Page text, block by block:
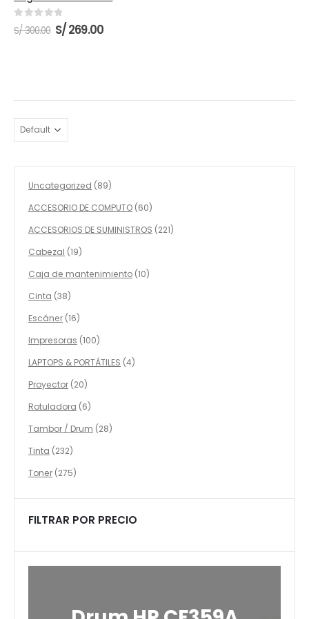
out of 5
S/300.00 El
precio
S/269.00El
Uncategorized 8989
productos
ACCESORIO DE COMPUTO 6060
productos
ACCESORIOS DE SUMINISTROS 221221
Cabezal 1919
Caja de mantenimiento 1010
Cinta 3838
productos
Escáner 1616
productos
Impresoras 100100
productos
LAPTOPS & PORTÁTILES 44
Proyector 2020
productos
Rotuladora 66
productos
Tambor / Drum 2828
Tinta 232232
productos
Toner 275275
FILTRAR POR PRECIO